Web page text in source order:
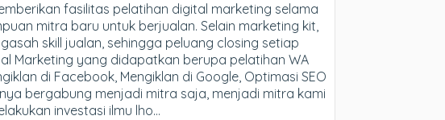
fasilitas pelatihan digital marketing selama
mitra baru untuk berjualan. Selain marketing kit,
skill jualan, sehingga peluang closing setiap
Marketing yang didapatkan berupa pelatihan WA
di Facebook, Mengiklan di Google, Optimasi SEO
bergabung menjadi mitra saja, menjadi mitra kami
investasi ilmu lho…